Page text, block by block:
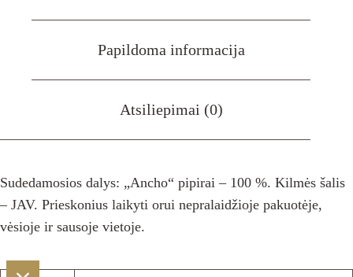
Papildoma informacija
Atsiliepimai (0)
Sudedamosios dalys: „Ancho“ pipirai – 100 %. Kilmės šalis
– JAV. Prieskonius laikyti orui nepralaidžioje pakuotėje,
vėsioje ir sausoje vietoje.